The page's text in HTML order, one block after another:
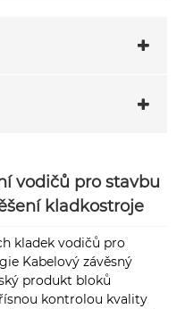
vodičů pro stavbu
kladkostroje
kladek vodičů pro
Kabelový závěsný
produkt bloků
kontrolou kvality